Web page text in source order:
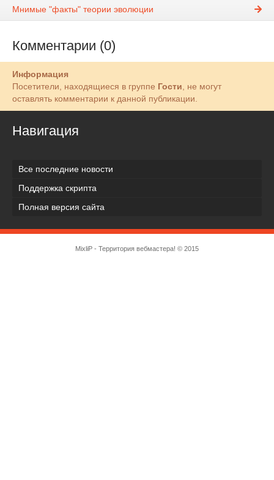
Мнимые "факты" теории эволюции
Комментарии (0)
Информация
Посетители, находящиеся в группе Гости, не могут
оставлять комментарии к данной публикации.
Навигация
Все последние новости
Поддержка скрипта
Полная версия сайта
MixliP - Территория вебмастера! © 2015